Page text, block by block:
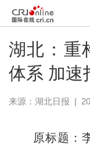
湖北：重
体系 加速
来源： 湖北日报 |
原标题：李